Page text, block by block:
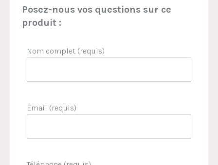
Posez-nous vos questions sur ce
produit :
Nom complet (requis)
Email (requis)